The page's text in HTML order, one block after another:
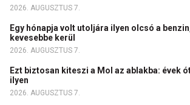
2026. AUGUSZTUS 7.
Egy hónapja volt utoljára ilyen olcsó a
kevesebbe kerül
2026. AUGUSZTUS 7.
Ezt biztosan kiteszi a Mol az ablakba: évek
ilyen
2026. AUGUSZTUS 7.